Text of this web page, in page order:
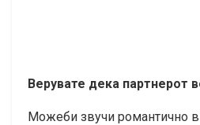
Верувате дека партнерот
Можеби звучи романтично